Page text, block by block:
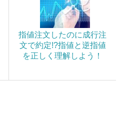
指値注文したのに成行注
文で約定!?指値と逆指値
を正しく理解しよう！